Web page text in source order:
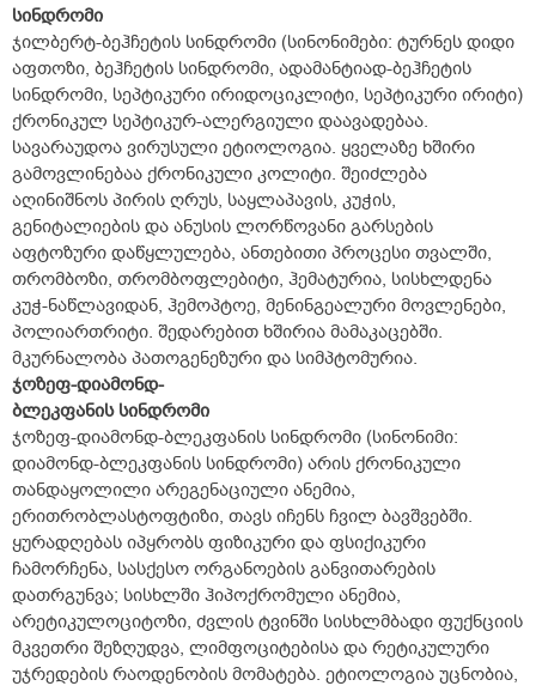
სინდრომი
ჯილბერტ-ბეჰჩეტის სინდრომი (სინონიმები: ტურნეს დიდი
აფთოზი, ბეჰჩეტის სინდრომი, ადამანტიად-ბეჰჩეტის
სინდრომი, სეპტიკური ირიდოციკლიტი, სეპტიკური ირიტი)
ქრონიკულ სეპტიკურ-ალერგიული დაავადებაა.
სავარაუდოა ვირუსული ეტიოლოგია. ყველაზე ხშირი
გამოვლინებაა ქრონიკული კოლიტი. შეიძლება
აღინიშნოს პირის ღრუს, საყლაპავის, კუჭის,
გენიტალიების და ანუსის ლორწოვანი გარსების
აფტოზური დაწყლულება, ანთებითი პროცესი თვალში,
თრომბოზი, თრომბოფლებიტი, ჰემატურია, სისხლდენა
კუჭ-ნაწლავიდან, ჰემოპტოე, მენინგეალური მოვლენები,
პოლიართრიტი. შედარებით ხშირია მამაკაცებში.
მკურნალობა პათოგენეზური და სიმპტომურია.
ჯოზეფ-დიამონდ-
ბლეკფანის სინდრომი
ჯოზეფ-დიამონდ-ბლეკფანის სინდრომი (სინონიმი:
დიამონდ-ბლეკფანის სინდრომი) არის ქრონიკული
თანდაყოლილი არეგენაციული ანემია,
ერითრობლასტოფტიზი, თავს იჩენს ჩვილ ბავშვებში.
ყურადღებას იპყრობს ფიზიკური და ფსიქიკური
ჩამორჩენა, სასქესო ორგანოების განვითარების
დათრგუნვა; სისხლში ჰიპოქრომული ანემია,
არეტიკულოციტოზი, ძვლის ტვინში სისხლმბადი ფუქნციის
მკვეთრი შეზღუდვა, ლიმფოციტებისა და რეტიკულური
უჯრედების რაოდენობის მომატება. ეტიოლოგია უცნობია,